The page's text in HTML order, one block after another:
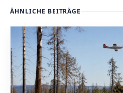
ÄHNLICHE BEITRÄGE